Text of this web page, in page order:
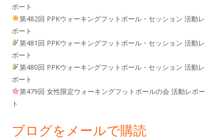
ポート
第482回 PPKウォーキングフットボール・セッション 活動レ
ポート
第481回 PPKウォーキングフットボール・セッション 活動レ
ポート
第480回 PPKウォーキングフットボール・セッション 活動レ
ポート
第479回 女性限定ウォーキングフットボールの会 活動レポー
ト
ブログをメールで購読